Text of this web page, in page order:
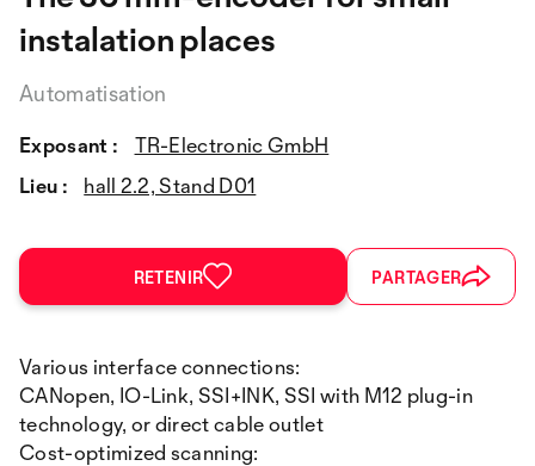
instalation places
Automatisation
Exposant :
TR-Electronic GmbH
Lieu :
hall 2.2, Stand D01
RETENIR PARTAGER
Various interface connections:
CANopen, IO-Link, SSI+INK, SSI with M12 plug-in
technology, or direct cable outlet
Cost-optimized scanning: